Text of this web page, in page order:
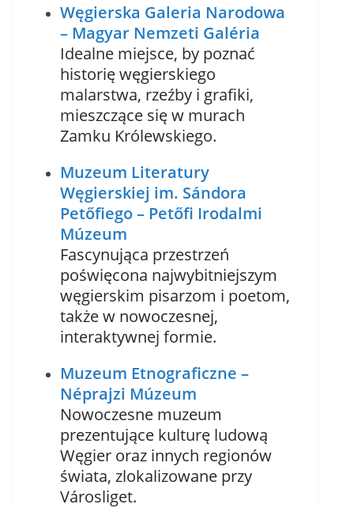
Węgierska Galeria Narodowa
– Magyar Nemzeti Galéria
Idealne miejsce, by poznać
historię węgierskiego
malarstwa, rzeźby i grafiki,
mieszczące się w murach
Zamku Królewskiego.
Muzeum Literatury
Węgierskiej im. Sándora
Petőfiego – Petőfi Irodalmi
Múzeum
Fascynująca przestrzeń
poświęcona najwybitniejszym
węgierskim pisarzom i poetom,
także w nowoczesnej,
interaktywnej formie.
Muzeum Etnograficzne –
Néprajzi Múzeum
Nowoczesne muzeum
prezentujące kulturę ludową
Węgier oraz innych regionów
świata, zlokalizowane przy
Városliget.